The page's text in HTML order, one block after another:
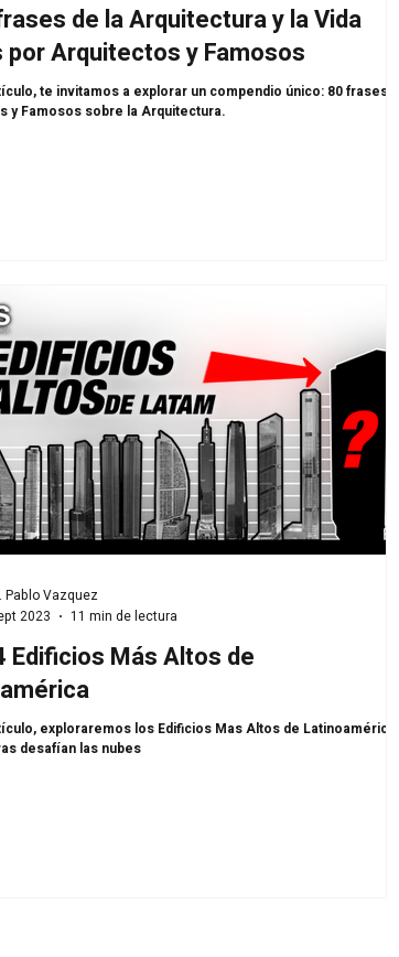
de la Arquitectura y la Vida
por Arquitectos y Famosos
te invitamos a explorar un compendio único: 80 frases de
y Famosos sobre la Arquitectura.
Edificios Más Altos de
exploraremos los Edificios Mas Altos de Latinoamérica,
desafían las nubes
Pablo Vazquez
2023
11 min de lectura